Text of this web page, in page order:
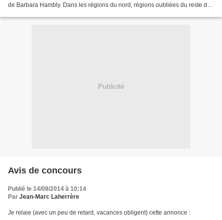
de Barbara Hambly. Dans les régions du nord, régions oubliées du reste du
Publicité
Avis de concours
Publié le 14/08/2014 à 10:14
Par Jean-Marc Laherrère
Je relaie (avec un peu de retard, vacances obligent) cette annonce :